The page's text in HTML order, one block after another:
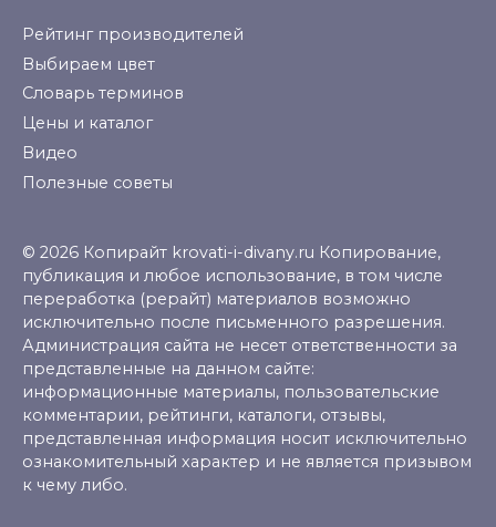
Рейтинг производителей
Выбираем цвет
Словарь терминов
Цены и каталог
Видео
Полезные советы
© 2026 Копирайт krovati-i-divany.ru Копирование,
публикация и любое использование, в том числе
переработка (рерайт) материалов возможно
исключительно после письменного разрешения.
Администрация сайта не несет ответственности за
представленные на данном сайте:
информационные материалы, пользовательские
комментарии, рейтинги, каталоги, отзывы,
представленная информация носит исключительно
ознакомительный характер и не является призывом
к чему либо.